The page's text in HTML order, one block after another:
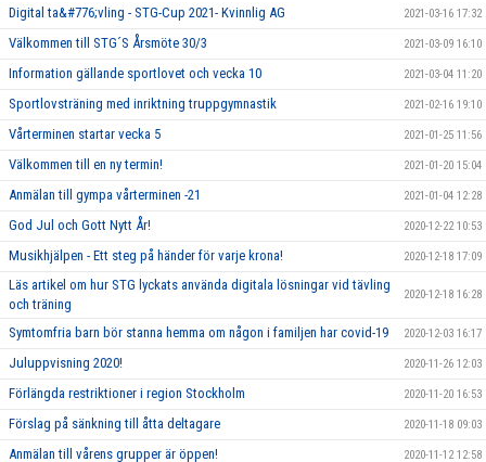
Digital ta&#776;vling - STG-Cup 2021- Kvinnlig AG 2021-03-16 17:32
Välkommen till STG´S Årsmöte 30/3 2021-03-09 16:10
Information gällande sportlovet och vecka 10 2021-03-04 11:20
Sportlovsträning med inriktning truppgymnastik 2021-02-16 19:10
Vårterminen startar vecka 5 2021-01-25 11:56
Välkommen till en ny termin! 2021-01-20 15:04
Anmälan till gympa vårterminen -21 2021-01-04 12:28
God Jul och Gott Nytt År! 2020-12-22 10:53
Musikhjälpen - Ett steg på händer för varje krona! 2020-12-18 17:09
Läs artikel om hur STG lyckats använda digitala lösningar vid tävling
och träning
2020-12-18 16:28
Symtomfria barn bör stanna hemma om någon i familjen har covid-19 2020-12-03 16:17
Juluppvisning 2020! 2020-11-26 12:03
Förlängda restriktioner i region Stockholm 2020-11-20 16:53
Förslag på sänkning till åtta deltagare 2020-11-18 09:03
Anmälan till vårens grupper är öppen! 2020-11-12 12:58